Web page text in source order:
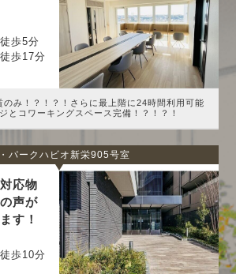
歩5分
歩17分
のみ！？！？！さらに最上階に24時間利用可能
とコワーキングスペース完備！？！？！
パークハビオ新栄905号室
応物
声が
す！
歩10分